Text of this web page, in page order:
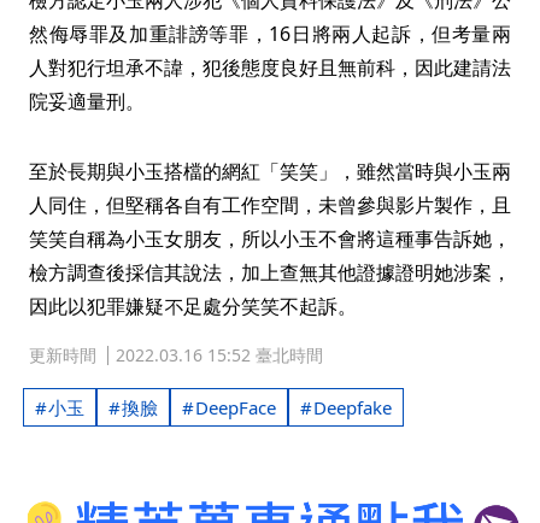
然侮辱罪及加重誹謗等罪，16日將兩人起訴，但考量兩
人對犯行坦承不諱，犯後態度良好且無前科，因此建請法
院妥適量刑。
至於長期與小玉搭檔的網紅「笑笑」，雖然當時與小玉兩
人同住，但堅稱各自有工作空間，未曾參與影片製作，且
笑笑自稱為小玉女朋友，所以小玉不會將這種事告訴她，
檢方調查後採信其說法，加上查無其他證據證明她涉案，
因此以犯罪嫌疑不足處分笑笑不起訴。
更新時間 2022.03.16 15:52 臺北時間
小玉 換臉 DeepFace Deepfake